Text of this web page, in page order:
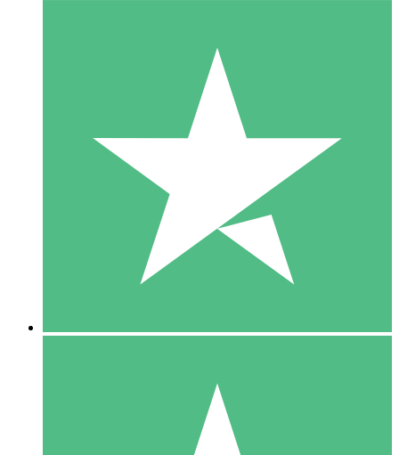
Packs de Crédits Individuels
Payez à l'utilisation avec des crédits de téléchargement. Sans
1 Téléchargement
10 00
10 Téléchargements
20 00